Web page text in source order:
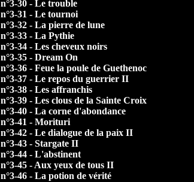
n°3-30 - Le trouble
n°3-31 - Le tournoi
n°3-32 - La pierre de lune
n°3-33 - La Pythie
n°3-34 - Les cheveux noirs
n°3-35 - Dream On
n°3-36 - Feue la poule de Guethenoc
n°3-37 - Le repos du guerrier II
n°3-38 - Les affranchis
n°3-39 - Les clous de la Sainte Croix
n°3-40 - La corne d'abondance
n°3-41 - Morituri
n°3-42 - Le dialogue de la paix II
n°3-43 - Stargate II
n°3-44 - L'abstinent
n°3-45 - Aux yeux de tous II
n°3-46 - La potion de vérité